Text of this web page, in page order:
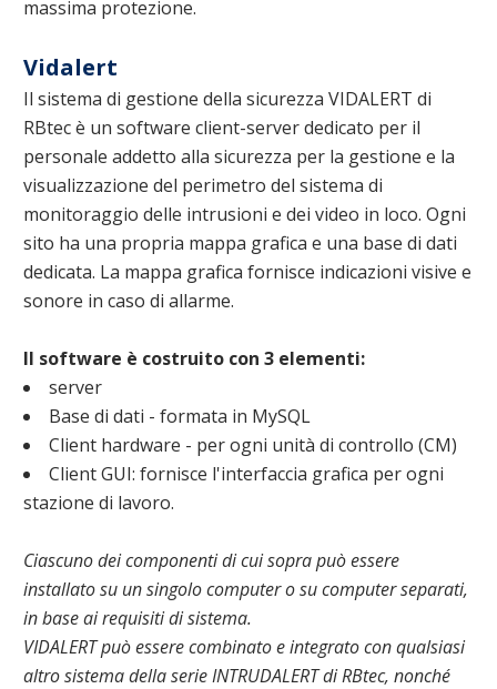
massima protezione.
Vidalert
Il sistema di gestione della sicurezza VIDALERT di
RBtec è un software client-server dedicato per il
personale addetto alla sicurezza per la gestione e la
visualizzazione del perimetro del sistema di
monitoraggio delle intrusioni e dei video in loco. Ogni
sito ha una propria mappa grafica e una base di dati
dedicata. La mappa grafica fornisce indicazioni visive e
sonore in caso di allarme.
Il software è costruito con 3 elementi:
server
Base di dati - formata in MySQL
Client hardware - per ogni unità di controllo (CM)
Client GUI: fornisce l'interfaccia grafica per ogni
stazione di lavoro.
Ciascuno dei componenti di cui sopra può essere
installato su un singolo computer o su computer separati,
in base ai requisiti di sistema.
VIDALERT può essere combinato e integrato con qualsiasi
altro sistema della serie INTRUDALERT di RBtec, nonché